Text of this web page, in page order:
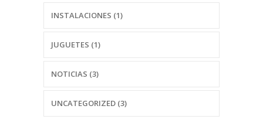
INSTALACIONES (1)
JUGUETES (1)
NOTICIAS (3)
UNCATEGORIZED (3)